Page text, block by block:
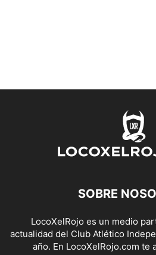
SOBRE
LocoXelRojo es un medio
actualidad del Club Atlético
año. En LocoXelRojo.com te